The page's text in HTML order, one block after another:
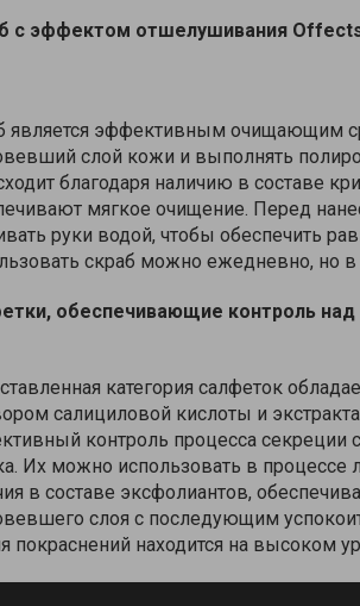
с эффектом отшелушивания
является эффективным очищающим
слой кожи и выполнять
благодаря наличию в составе
мягкое очищение. Перед
руки водой, чтобы обеспечить
скраб можно ежедневно, но в
обеспечивающие контроль
категория салфеток
салициловой кислоты и
контроль процесса секреции
Их можно использовать в процессе
в составе эксфолиантов,
слоя с последующим
покраснений находится на высоком